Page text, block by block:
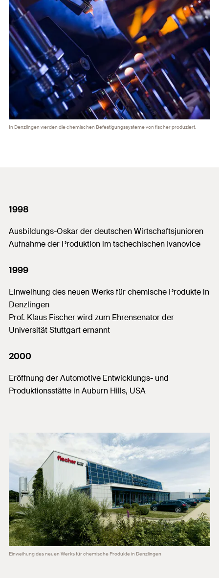
In Denzlingen werden die chemischen Befestigungssysteme von fischer produziert.
1998
Ausbildungs-Oskar der deutschen Wirtschaftsjunioren
Aufnahme der Produktion im tschechischen Ivanovice
1999
Einweihung des neuen Werks für chemische Produkte in
Denzlingen
Prof. Klaus Fischer wird zum Ehrensenator der
Universität Stuttgart ernannt
2000
Eröffnung der Automotive Entwicklungs- und
Produktionsstätte in Auburn Hills, USA
Einweihung des neuen Werks für chemische Produkte in Denzlingen